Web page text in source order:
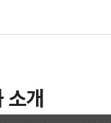
퇴원수속
소개